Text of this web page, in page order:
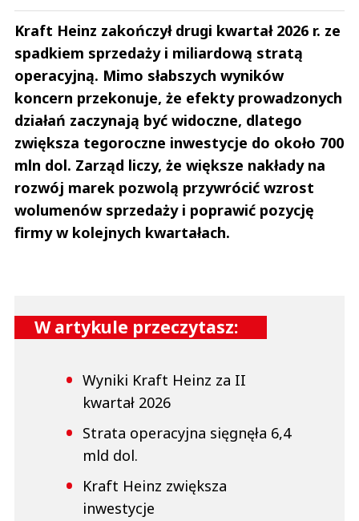
Kraft Heinz zakończył drugi kwartał 2026 r. ze
spadkiem sprzedaży i miliardową stratą
operacyjną. Mimo słabszych wyników
koncern przekonuje, że efekty prowadzonych
działań zaczynają być widoczne, dlatego
zwiększa tegoroczne inwestycje do około 700
mln dol. Zarząd liczy, że większe nakłady na
rozwój marek pozwolą przywrócić wzrost
wolumenów sprzedaży i poprawić pozycję
firmy w kolejnych kwartałach.
W artykule przeczytasz:
Wyniki Kraft Heinz za II
kwartał 2026
Strata operacyjna sięgnęła 6,4
mld dol.
Kraft Heinz zwiększa
inwestycje